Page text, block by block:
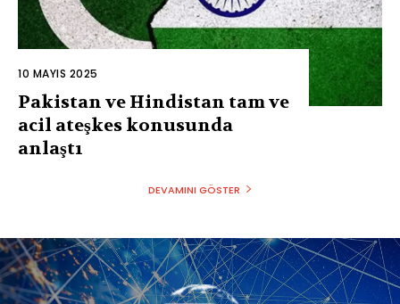
10 MAYIS 2025
Pakistan ve Hindistan tam ve
acil ateşkes konusunda
anlaştı
DEVAMINI GÖSTER